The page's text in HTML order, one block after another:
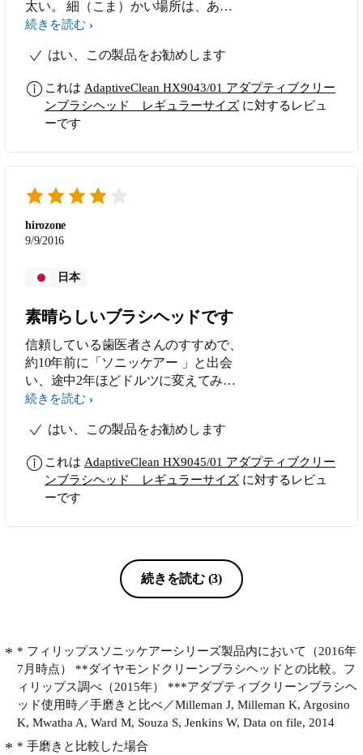
太い。 細（こま）かい場所は、あま
り得意ではなさそうに見える。 実際
当たっているような感触。 磨き終わ
つる感がある。 周囲のゴムと水流の
ハイブリッドな、ハイテク技術による
ものらしい。 こちらを使用すると、
続きを読む
はい、この製品をお勧めします
これは AdaptiveClean HX9043/01 アダプティブクリー
ンブラシヘッド レギュラーサイズ に対するレビュ
ーです
hirozone
9/9/2016
日本
素晴らしいブラシヘッドです
信頼している歯医者さんのすすめで、
約10年前に「ソニッケアー 」と出会
い、途中2年ほどドルツに変えてみま
したが、やはりきれいになった感覚が
す。 さらに今回のブラシヘッドは優
上がります。 最近気になる歯茎にも
やさしいです。 ブラシの青い毛先が
白く変わり交換時期を知らせてくれる
続きを読む
はい、この製品をお勧めします
これは AdaptiveClean HX9045/01 アダプティブクリー
ンブラシヘッド レギュラーサイズ に対するレビュ
ーです
続きを読む (3)
* フィリップスソニッケアーシリーズ製品内において（2016年
7月時点） **ダイヤモンドクリーンブラシヘッドとの比較。フ
ィリップス調べ（2015年） ***アダプティブクリーンブラシヘ
ッド使用時／手磨きと比べ／Milleman J, Milleman K, Argosino
K, Mwatha A, Ward M, Souza S, Jenkins W, Data on file, 2014
* 手磨きと比較した場合